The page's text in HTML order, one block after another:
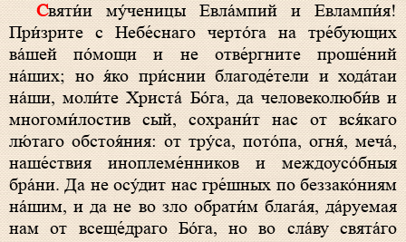
Святи́и му́ченицы Евла́мпий и Евлампи́я!
При́зрите с Небе́снаго черто́га на тре́бующих
ва́шей по́мощи и не отве́ргните проше́ний
на́ших; но я́ко при́снии благоде́тели и хода́таи
на́ши, моли́те Христа́ Бо́га, да человеколюби́в и
многоми́лостив сый, сохрани́т нас от вся́каго
лю́таго обстоя́ния: от тру́са, пото́па, огня́, меча́,
наше́ствия иноплеме́нников и междоусо́бныя
бра́ни. Да не осу́дит нас гре́шных по беззако́ниям
на́шим, и да не во зло обрати́м блага́я, да́руемая
нам от всеще́драго Бо́га, но во сла́ву свята́го